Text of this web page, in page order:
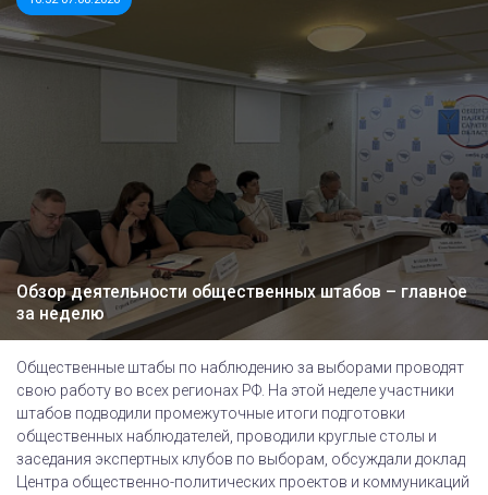
Обзор деятельности общественных штабов – главное
за неделю
Общественные штабы по наблюдению за выборами проводят
свою работу во всех регионах РФ. На этой неделе участники
штабов подводили промежуточные итоги подготовки
общественных наблюдателей, проводили круглые столы и
заседания экспертных клубов по выборам, обсуждали доклад
Центра общественно-политических проектов и коммуникаций